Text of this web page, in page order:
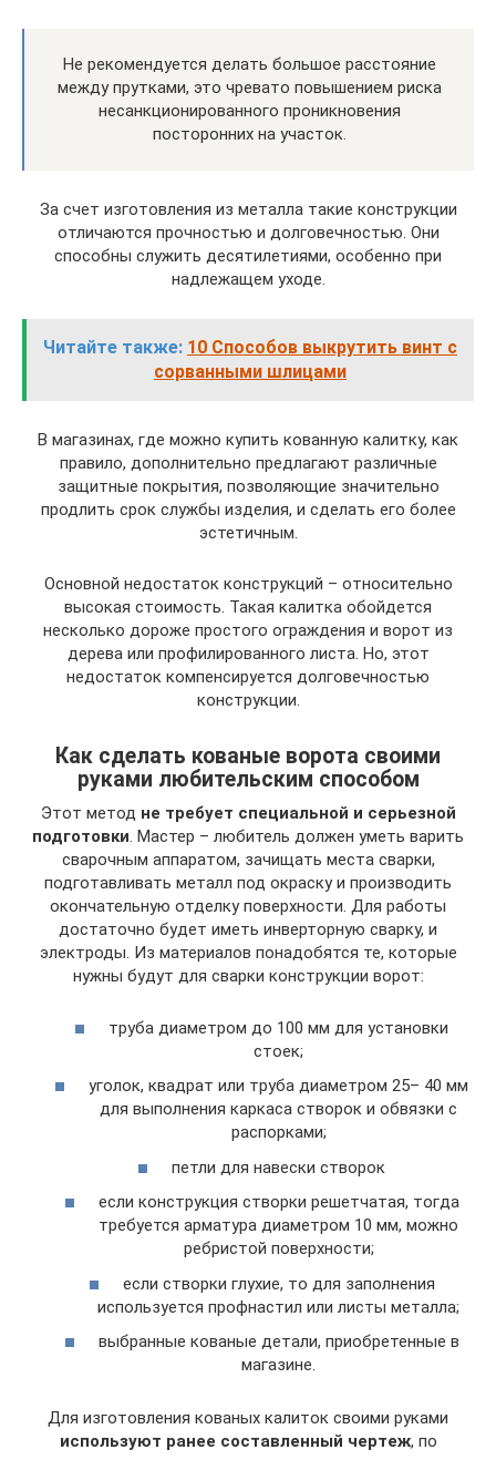
Не рекомендуется делать большое расстояние
между прутками, это чревато повышением риска
несанкционированного проникновения
посторонних на участок.
За счет изготовления из металла такие конструкции
отличаются прочностью и долговечностью. Они
способны служить десятилетиями, особенно при
надлежащем уходе.
Читайте также: 10 Способов выкрутить винт с
сорванными шлицами
В магазинах, где можно купить кованную калитку, как
правило, дополнительно предлагают различные
защитные покрытия, позволяющие значительно
продлить срок службы изделия, и сделать его более
эстетичным.
Основной недостаток конструкций – относительно
высокая стоимость. Такая калитка обойдется
несколько дороже простого ограждения и ворот из
дерева или профилированного листа. Но, этот
недостаток компенсируется долговечностью
конструкции.
Как сделать кованые ворота своими
руками любительским способом
Этот метод не требует специальной и серьезной
подготовки. Мастер – любитель должен уметь варить
сварочным аппаратом, зачищать места сварки,
подготавливать металл под окраску и производить
окончательную отделку поверхности. Для работы
достаточно будет иметь инверторную сварку, и
электроды. Из материалов понадобятся те, которые
нужны будут для сварки конструкции ворот:
труба диаметром до 100 мм для установки
стоек;
уголок, квадрат или труба диаметром 25– 40 мм
для выполнения каркаса створок и обвязки с
распорками;
петли для навески створок
если конструкция створки решетчатая, тогда
требуется арматура диаметром 10 мм, можно
ребристой поверхности;
если створки глухие, то для заполнения
используется профнастил или листы металла;
выбранные кованые детали, приобретенные в
магазине.
Для изготовления кованых калиток своими руками
используют ранее составленный чертеж, по